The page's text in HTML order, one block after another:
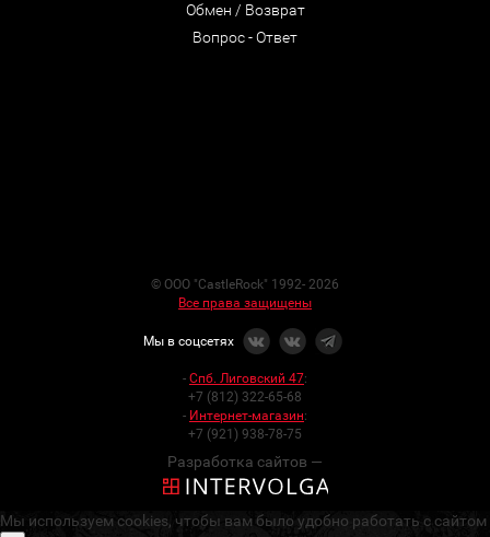
Обмен / Возврат
Вопрос - Ответ
© ООО "CastleRock" 1992- 2026
Все права защищены
Мы в соцсетях
- Спб. Лиговский 47:
+7 (812) 322-65-68
- Интернет-магазин:
+7 (921) 938-78-75
Разработка сайтов —
Мы используем cookies, чтобы вам было удобно работать с сайтом